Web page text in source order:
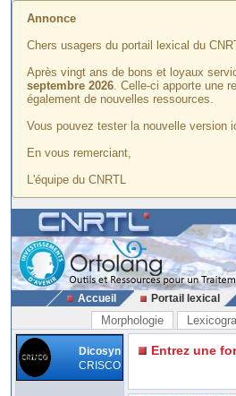
Annonce
Chers usagers du portail lexical du
Après vingt ans de bons et loyaux
septembre 2026. Celle-ci apporte une
également de nouvelles ressources.
Vous pouvez tester la nouvelle version
En vous remerciant,
L'équipe du CNRTL
Accueil Portail lexical
Morphologie
Dicosyn
CRISCO
Entrez une